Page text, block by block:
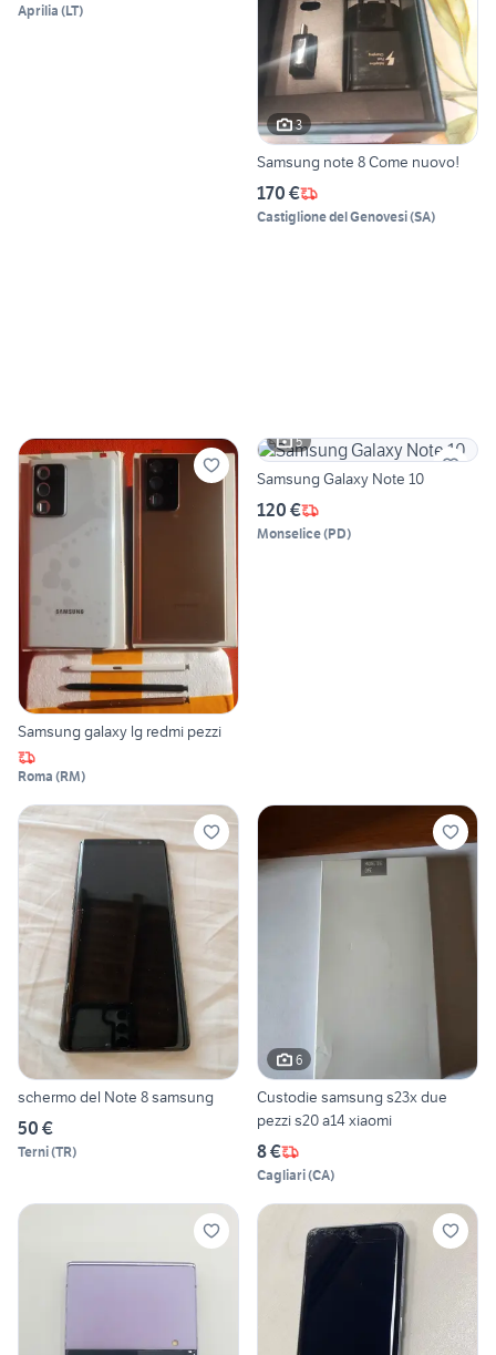
Aprilia (LT)
3
Samsung note 8 Come nuovo!
170 €
Castiglione del Genovesi(SA)
Samsung galaxy lg redmi pezzi
Roma (RM)
5
Samsung Galaxy Note 10
120 €
Monselice(PD)
schermo del Note 8 samsung
50 €
Terni(TR)
6
Custodie samsung s23x due
pezzi s20 a14 xiaomi
8 €
Cagliari(CA)